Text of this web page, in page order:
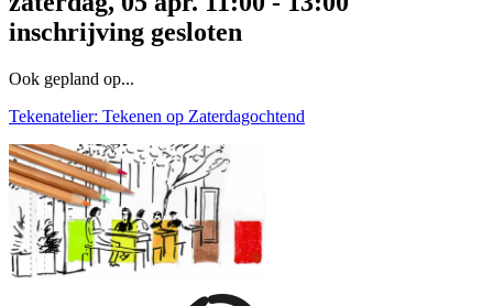
inschrijving gesloten
Ook gepland op...
Tekenatelier: Tekenen op Zaterdagochtend